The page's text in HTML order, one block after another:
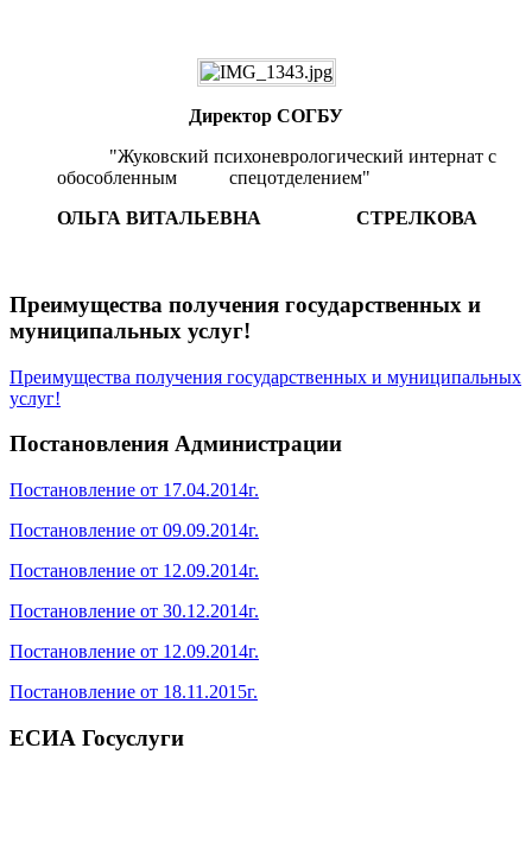
Директор СОГБУ
"Жуковский психоневрологический интернат с
обособленным спецотделением"
ОЛЬГА ВИТАЛЬЕВНА СТРЕЛКОВА
Преимущества получения государственных и
муниципальных услуг!
Преимущества получения государственных и муниципальных
услуг!
Постановления Администрации
Постановление от 17.04.2014г.
Постановление от 09.09.2014г.
Постановление от 12.09.2014г.
Постановление от 30.12.2014г.
Постановление от 12.09.2014г.
Постановление от 18.11.2015г.
ЕСИА Госуслуги